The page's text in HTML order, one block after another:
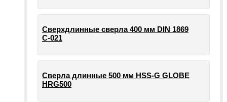
Сверхдлинные сверла 400 мм DIN 1869
С-021
Сверла длинные 500 мм HSS-G GLOBE
HRG500